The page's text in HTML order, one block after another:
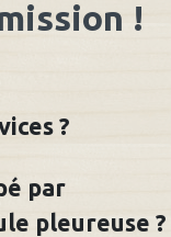
!
?
par
pleureuse ?